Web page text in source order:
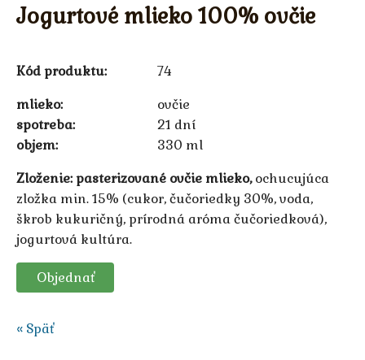
Jogurtové mlieko 100% ovčie
Kód produktu: 74
Zloženie:pasterizované ovčie mlieko,ochucujúca
zložka min. 15% (cukor, čučoriedky 30%, voda,
škrob kukuričný, prírodná aróma čučoriedková),
jogurtová kultúra.
mlieko
ovčie
spotreba
21 dní
objem
330 ml
« Späť
Objednať